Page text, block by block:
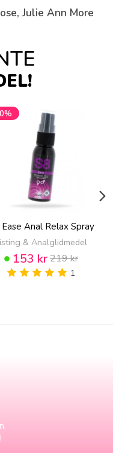
Julie Ann More
Anal Relax Spray
& Analglidmedel
153 kr219 kr
1